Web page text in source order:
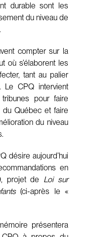
durable sont les
du niveau de
compter sur la
où s’élaborent les
tant au palier
Le CPQ intervient
pour faire
Québec et faire
du niveau
désire aujourd’hui
en
projet de Loi sur
(ci-après le «
présentera